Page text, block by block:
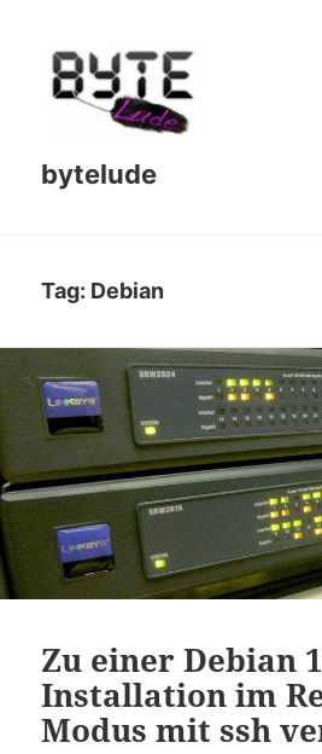
bytelude
Tag: Debian
Zu einer Debian
Installation im
Modus mit ssh